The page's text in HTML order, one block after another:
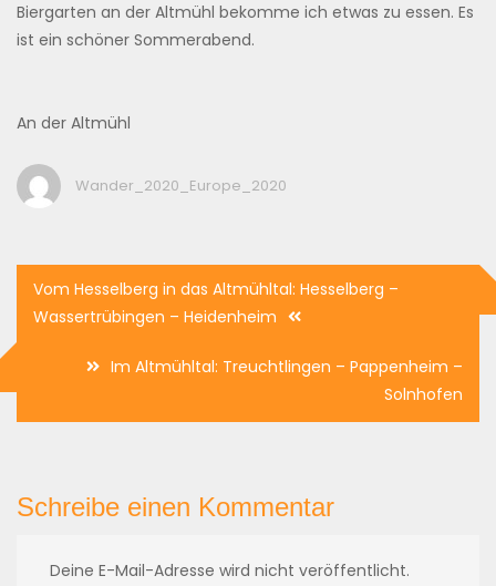
Biergarten an der Altmühl bekomme ich etwas zu essen. Es
ist ein schöner Sommerabend.
An der Altmühl
Wander_2020_Europe_2020
Beitragsnavigation
Vom Hesselberg in das Altmühltal: Hesselberg –
Wassertrübingen – Heidenheim
Im Altmühltal: Treuchtlingen – Pappenheim –
Solnhofen
Schreibe einen Kommentar
Deine E-Mail-Adresse wird nicht veröffentlicht.